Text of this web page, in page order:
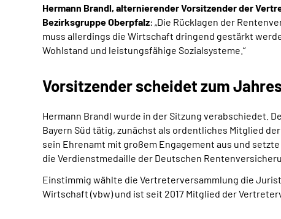
Hermann Brandl, alternierender Vorsitzender der
Bezirksgruppe Oberpfalz: „Die Rücklagen der
muss allerdings die Wirtschaft dringend gestärkt
Wohlstand und leistungsfähige Sozialsysteme.“
Vorsitzender scheidet zum
Hermann Brandl wurde in der Sitzung verabschiedet.
Bayern Süd tätig, zunächst als ordentliches Mitglied
sein Ehrenamt mit großem Engagement aus und
die Verdienstmedaille der Deutschen
Einstimmig wählte die Vertreterversammlung die
Wirtschaft (vbw) und ist seit 2017 Mitglied der